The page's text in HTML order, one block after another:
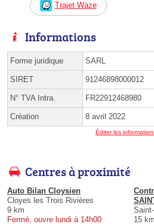
Trajet Waze
Informations
Forme juridique SARL
SIRET 91246898000012
N° TVA Intra. FR22912468980
Création 8 avril 2022
Éditer les
Centres à proximité
Auto Bilan Cloysien
Cloyes les Trois Rivières
9 km
Fermé, ouvre lundi à 14h00
15 km